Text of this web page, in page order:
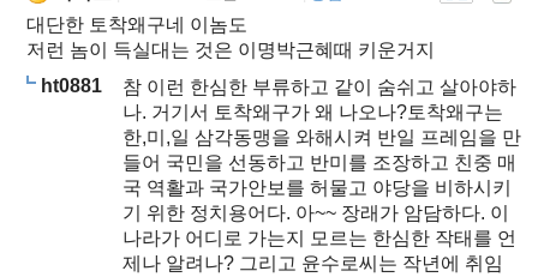
대단한 토착왜구네 이놈도
저런 놈이 득실대는 것은 이명박근혜때 키운거지
ht0881
참 이런 한심한 부류하고 같이 숨쉬고 살아야하
나. 거기서 토착왜구가 왜 나오나?토착왜구는
한,미,일 삼각동맹을 와해시켜 반일 프레임을 만
들어 국민을 선동하고 반미를 조장하고 친중 매
국 역활과 국가안보를 허물고 야당을 비하시키
기 위한 정치용어다. 아~~ 장래가 암담하다. 이
나라가 어디로 가는지 모르는 한심한 작태를 언
제나 알려나? 그리고 윤수로씨는 작년에 취임